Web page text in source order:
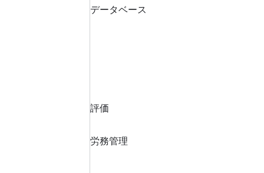
データベース
評価
労務管理